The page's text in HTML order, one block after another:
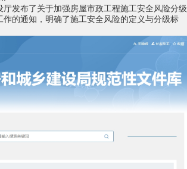
厅发布了关于加强房屋市政工程施工安全风险分级
作的通知，明确了施工安全风险的定义与分级标